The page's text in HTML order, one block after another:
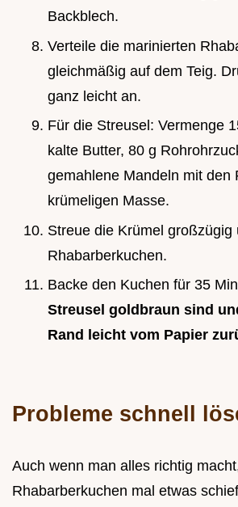
Backblech.
Verteile die marinierten
gleichmäßig auf dem Teig.
ganz leicht an.
Für die Streusel: Vermenge
kalte Butter, 80 g
gemahlene Mandeln mit den
krümeligen Masse.
Streue die Krümel großzügig
Rhabarberkuchen.
Backe den Kuchen für 35
Streusel goldbraun sind
Rand leicht vom Papier
Probleme schnell
Auch wenn man alles richtig
Rhabarberkuchen mal etwas